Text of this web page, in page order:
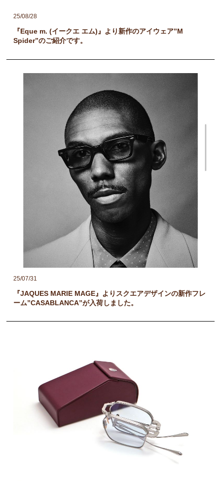
25/08/28
『Eque m. (イークエ エム)』より新作のアイウェア”M
Spider”のご紹介です。
25/07/31
『JAQUES MARIE MAGE』よりスクエアデザインの新作フレ
ーム”CASABLANCA”が入荷しました。